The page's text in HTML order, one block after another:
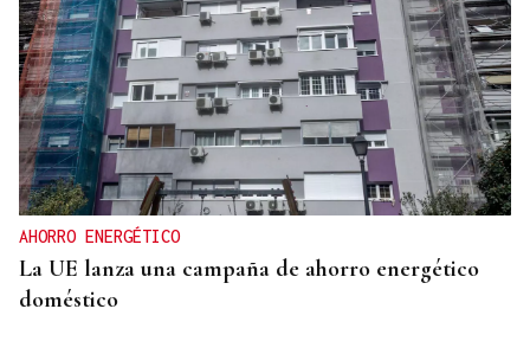
AHORRO ENERGÉTICO
La UE lanza una campaña de ahorro energético
doméstico